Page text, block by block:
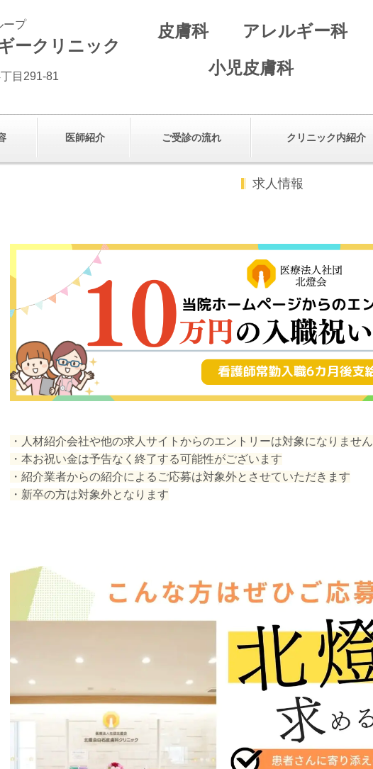
ープ
ークリニック
目291-81
皮膚科 アレルギー科
小児皮膚科
医師紹介 ご受診の流れ クリニック内紹介
求人情報
・人材紹介会社や他の求人サイトからのエントリーは対象になりません
・本お祝い金は予告なく終了する可能性がございます
・紹介業者からの紹介によるご応募は対象外とさせていただきます
・新卒の方は対象外となります